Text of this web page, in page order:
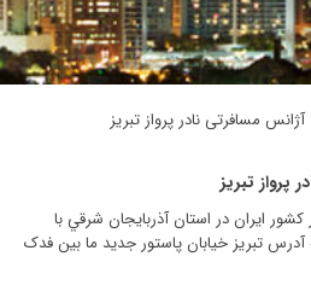
آژانس مسافرتی نادر پرواز تبريز
پرواز تبريز
کشور ایران در استان آذربايجان شرقي با
تبریز خیابان پاستور جدید ما بین فدک